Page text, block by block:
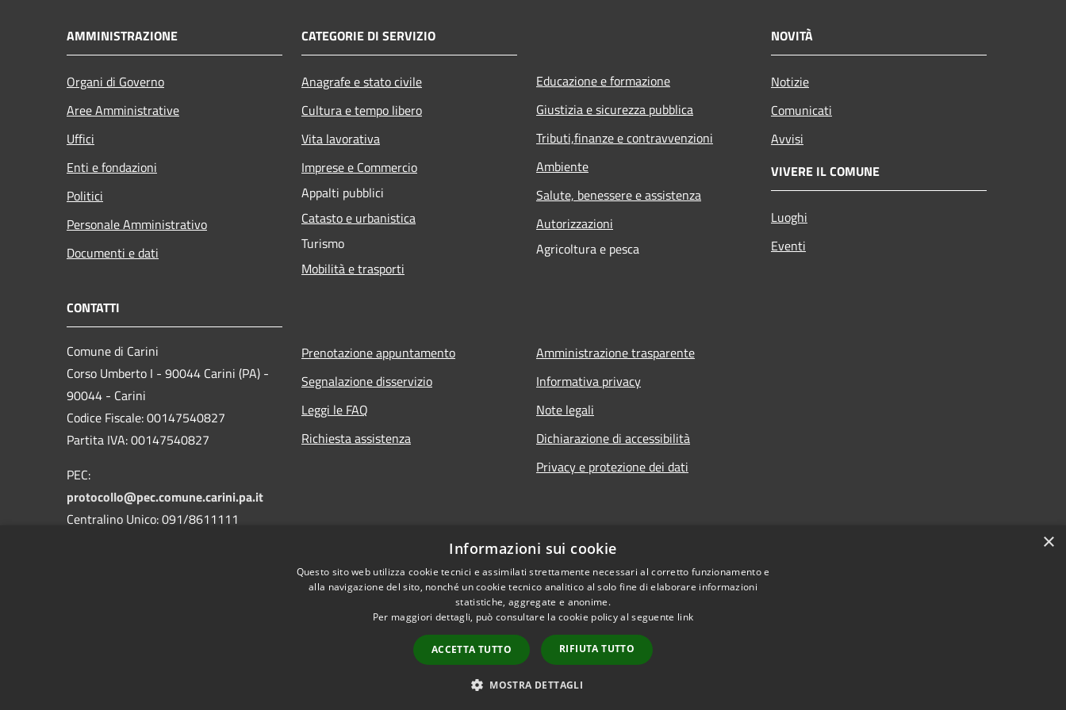
AMMINISTRAZIONE
Organi di Governo
Aree Amministrative
Uffici
Enti e fondazioni
Politici
Personale Amministrativo
Documenti e dati
CATEGORIE DI SERVIZIO
Anagrafe e stato civile
Cultura e tempo libero
Vita lavorativa
Imprese e Commercio
Appalti pubblici
Catasto e urbanistica
Turismo
Mobilità e trasporti
Educazione e formazione
Giustizia e sicurezza pubblica
Tributi,finanze e contravvenzioni
Ambiente
Salute, benessere e assistenza
Autorizzazioni
Agricoltura e pesca
NOVITÀ
Notizie
Comunicati
Avvisi
VIVERE IL COMUNE
Luoghi
Eventi
CONTATTI
Comune di Carini
Corso Umberto I - 90044 Carini (PA) -
90044 - Carini
Codice Fiscale: 00147540827
Partita IVA: 00147540827
PEC:
protocollo@pec.comune.carini.pa.it
Centralino Unico: 091/8611111
Prenotazione appuntamento
Segnalazione disservizio
Leggi le FAQ
Richiesta assistenza
Amministrazione trasparente
Informativa privacy
Note legali
Dichiarazione di accessibilità
Privacy e protezione dei dati
Copyright © 2026 • Comune di Carini • Powered by
×
Informazioni sui cookie
Questo sito web utilizza cookie tecnici e assimilati strettamente necessari al corretto funzionamento e
alla navigazione del sito, nonché un cookie tecnico analitico al solo fine di elaborare informazioni
statistiche, aggregate e anonime.
Per maggiori dettagli, può consultare la cookie policy al seguente link
ACCETTA TUTTO RIFIUTA TUTTO
MOSTRA DETTAGLI